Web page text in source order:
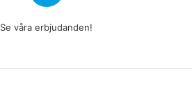
Se våra erbjudanden!